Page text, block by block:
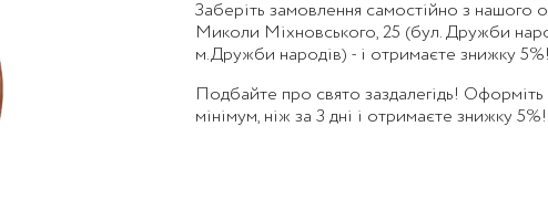
Заберіть замовлення самостійно з нашого
Миколи Міхновського, 25 (бул. Дружби
м.Дружби народів) - і отримаєте знижку 5%!
Подбайте про свято заздалегідь! Оформіть
мінімум, ніж за 3 дні і отримаєте знижку 5%!